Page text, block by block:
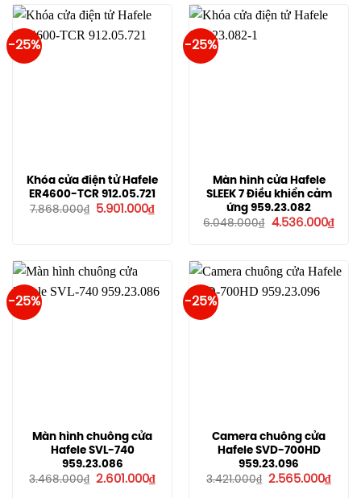
8.662.000₫.
-25%
Khóa cửa điện tử Hafele
ER4600-TCR 912.05.721
7.868.000₫
Giá
5.901.000₫Giá
hiện
-25%
Màn hình cửa Hafele
SLEEK 7 Điều khiển cảm
ứng 959.23.082
6.048.000₫
Giá
4.536.000₫Giá
hiện
-25%
Màn hình chuông cửa
Hafele SVL-740
959.23.086
3.468.000₫
Giá
2.601.000₫Giá
hiện
-25%
Camera chuông cửa
Hafele SVD-700HD
959.23.096
3.421.000₫
Giá
2.565.000₫Giá
hiện